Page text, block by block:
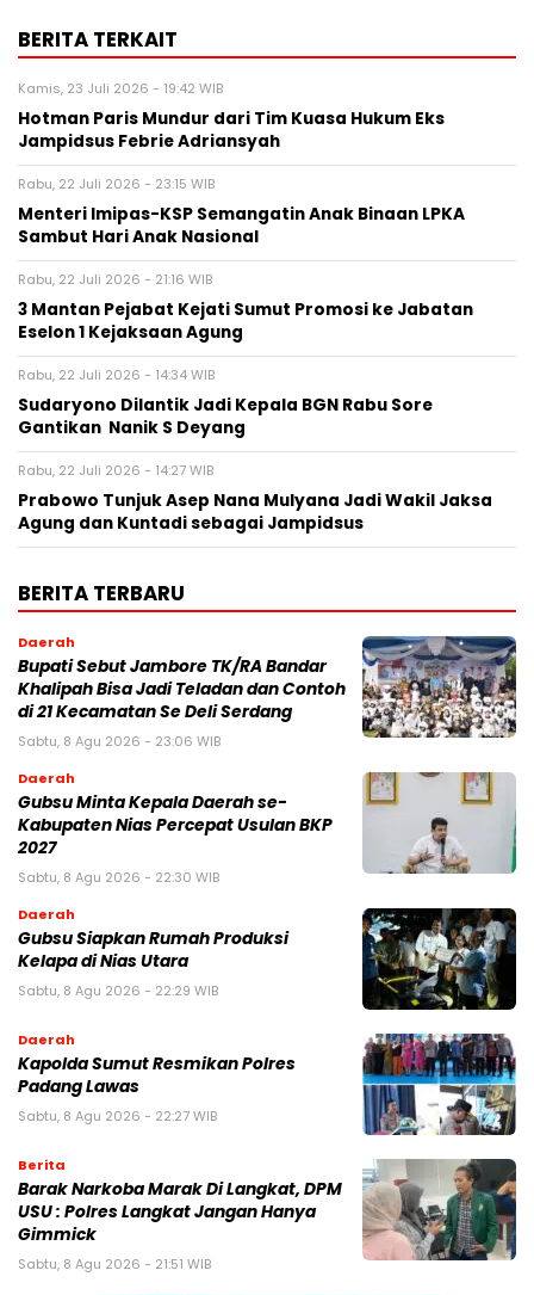
BERITA TERKAIT
Kamis, 23 Juli 2026 - 19:42 WIB
Hotman Paris Mundur dari Tim Kuasa Hukum Eks
Jampidsus Febrie Adriansyah
Rabu, 22 Juli 2026 - 23:15 WIB
Menteri Imipas-KSP Semangatin Anak Binaan LPKA
Sambut Hari Anak Nasional
Rabu, 22 Juli 2026 - 21:16 WIB
3 Mantan Pejabat Kejati Sumut Promosi ke Jabatan
Eselon 1 Kejaksaan Agung
Rabu, 22 Juli 2026 - 14:34 WIB
Sudaryono Dilantik Jadi Kepala BGN Rabu Sore
Gantikan Nanik S Deyang
Rabu, 22 Juli 2026 - 14:27 WIB
Prabowo Tunjuk Asep Nana Mulyana Jadi Wakil Jaksa
Agung dan Kuntadi sebagai Jampidsus
BERITA TERBARU
Daerah
Bupati Sebut Jambore TK/RA Bandar
Khalipah Bisa Jadi Teladan dan Contoh
di 21 Kecamatan Se Deli Serdang
Sabtu, 8 Agu 2026 - 23:06 WIB
Daerah
Gubsu Minta Kepala Daerah se-
Kabupaten Nias Percepat Usulan BKP
2027
Sabtu, 8 Agu 2026 - 22:30 WIB
Daerah
Gubsu Siapkan Rumah Produksi
Kelapa di Nias Utara
Sabtu, 8 Agu 2026 - 22:29 WIB
Daerah
Kapolda Sumut Resmikan Polres
Padang Lawas
Sabtu, 8 Agu 2026 - 22:27 WIB
Berita
Barak Narkoba Marak Di Langkat, DPM
USU : Polres Langkat Jangan Hanya
Gimmick
Sabtu, 8 Agu 2026 - 21:51 WIB